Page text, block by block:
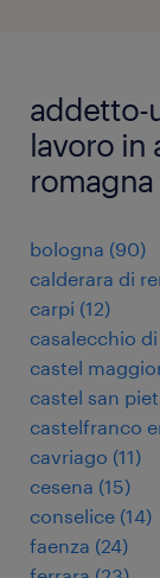
addetto-
lavoro in
romagna
bologna (90)
calderara di
carpi (12)
casalecchio
castel
castel san
castelfranco
cavriago (11)
cesena (15)
conselice (14)
faenza (24)